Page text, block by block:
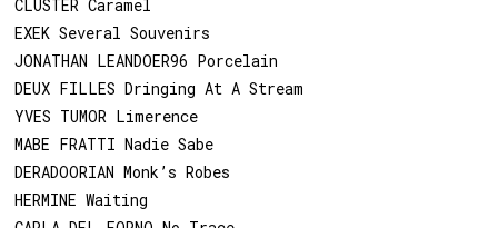
CLUSTER Caramel
EXEK Several Souvenirs
JONATHAN LEANDOER96 Porcelain
DEUX FILLES Dringing At A Stream
YVES TUMOR Limerence
MABE FRATTI Nadie Sabe
DERADOORIAN Monk’s Robes
HERMINE Waiting